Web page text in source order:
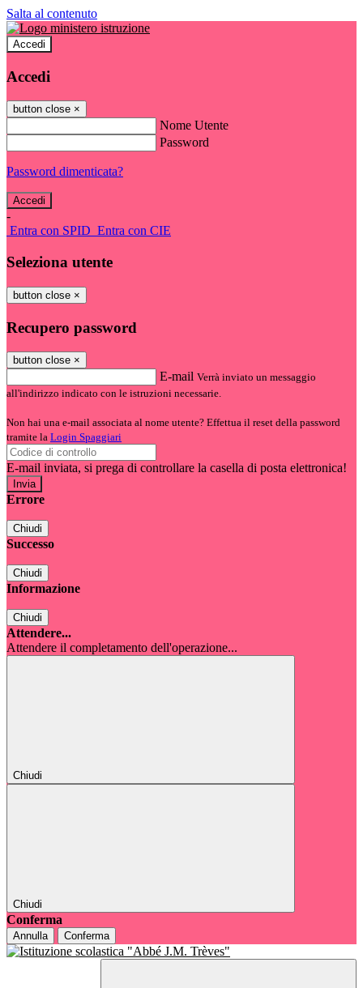
Salta al contenuto
Accedi
Accedi
button close ×
Nome Utente
Password
Password dimenticata?
-
Entra con SPID Entra con CIE
Seleziona utente
button close ×
Recupero password
button close ×
E-mail Verrà inviato un messaggio
all'indirizzo indicato con le istruzioni necessarie.
Non hai una e-mail associata al nome utente? Effettua il reset della password
tramite la Login Spaggiari
E-mail inviata, si prega di controllare la casella di posta elettronica!
Errore
Chiudi
Successo
Chiudi
Informazione
Chiudi
Attendere...
Attendere il completamento dell'operazione...
Chiudi
Chiudi
Conferma
Annulla Conferma